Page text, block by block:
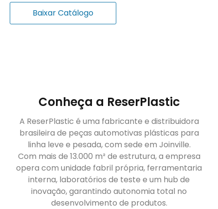
Baixar Catálogo
Conheça a ReserPlastic
A ReserPlastic é uma fabricante e distribuidora
brasileira de peças automotivas plásticas para
linha leve e pesada, com sede em Joinville.
Com mais de 13.000 m² de estrutura, a empresa
opera com unidade fabril própria, ferramentaria
interna, laboratórios de teste e um hub de
inovação, garantindo autonomia total no
desenvolvimento de produtos.